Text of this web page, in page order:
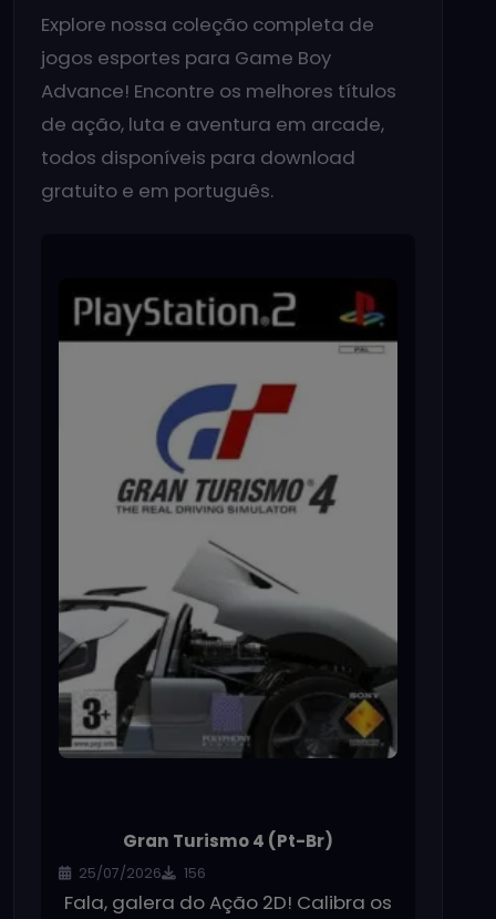
Explore nossa coleção completa de
jogos esportes para Game Boy
Advance! Encontre os melhores títulos
de ação, luta e aventura em arcade,
todos disponíveis para download
gratuito e em português.
Gran Turismo 4 (Pt-Br)
25/07/2026 156
Fala, galera do Ação 2D! Calibra os